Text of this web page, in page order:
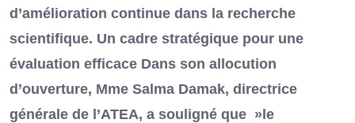
d’amélioration continue dans la recherche
scientifique. Un cadre stratégique pour une
évaluation efficace Dans son allocution
d’ouverture, Mme Salma Damak, directrice
générale de l’ATEA, a souligné que »le